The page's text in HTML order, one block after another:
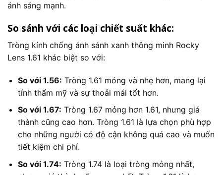
ánh sáng mạnh.
So sánh với các loại chiết suất khác:
Tròng kính chống ánh sánh xanh thông minh Rocky
Lens 1.61 khác biệt so với:
So với 1.56: Tròng 1.61 mỏng và nhẹ hơn, mang lại
tính thẩm mỹ và sự thoải mái tốt hơn.
So với 1.67: Tròng 1.67 mỏng hơn 1.61, nhưng giá
thành cũng cao hơn. Tròng 1.61 là lựa chọn phù hợp
cho những người có độ cận không quá cao và muốn
tiết kiệm chi phí.
So với 1.74: Tròng 1.74 là loại tròng mỏng nhất,